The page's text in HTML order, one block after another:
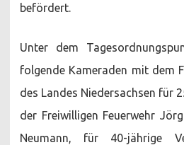
befördert.
Unter dem
folgende Kameraden mit dem
des Landes Niedersachsen für
der Freiwilligen Feuerwehr
Neumann, für 40-jährige